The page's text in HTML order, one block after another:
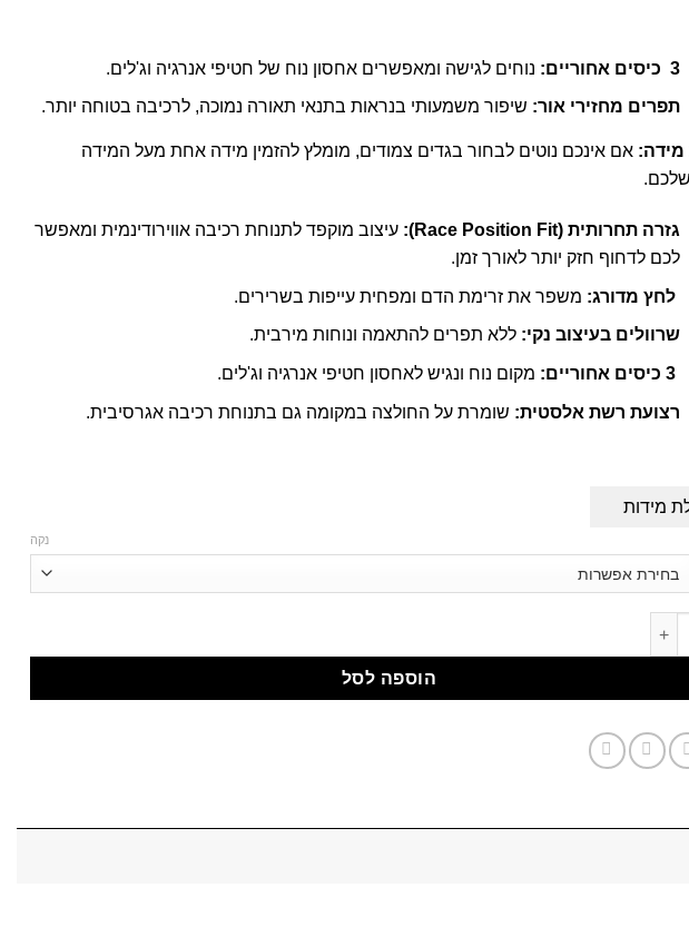
3 כיסים אחוריים: נוחים לגישה ומאפשרים אחסון נוח של חטיפי אנרגיה וג'לים.
תפרים מחזירי אור: שיפור משמעותי בנראות בתנאי תאורה נמוכה, לרכיבה בטוחה יותר.
: אם אינכם נוטים לבחור בגדים צמודים, מומלץ להזמין מידה אחת מעל המידה
גזרה תחרותית(Race Position Fit):
עיצוב מוקפד לתנוחת רכיבה אווירודינמית ומאפשר
לכם לדחוף חזק יותר לאורך זמן.
לחץ מדורג: משפר את זרימת הדם ומפחית עייפות בשרירים.
שרוולים בעיצוב נקי: ללא תפרים להתאמה ונוחות מירבית.
3 כיסים אחוריים : מקום נוח ונגיש לאחסון חטיפי אנרגיה וג'לים.
רצועת רשת אלסטית: שומרת על החולצה במקומה גם בתנוחת רכיבה אגרסיבית.
מידות
נקה
הוספה לסל